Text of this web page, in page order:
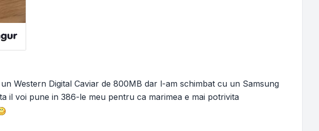
Western Digital Caviar de 800MB dar l-am schimbat cu un Samsung
il voi pune in 386-le meu pentru ca marimea e mai potrivita